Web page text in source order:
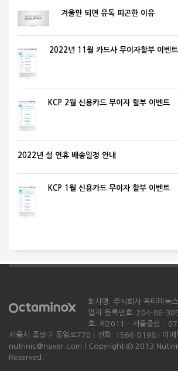
겨울만 되면 유독 피곤한 이유
2022년 11월 카드사 무이자할부 이벤
KCP 2월 신용카드 무이자 할부 이벤트
2022년 설 연휴 배송일정 안내
KCP 1월 신용카드 무이자 할부 이벤트
회사명: 주식회사 옥타미녹
업자 등록번호: 204-86-
호: 제2011 - 서울중랑 -
서울시 중랑구 동일로770 l 전화: 1566-0198 l 이메
nutrinic@naver.com l Copyright © 2013
Reserved.